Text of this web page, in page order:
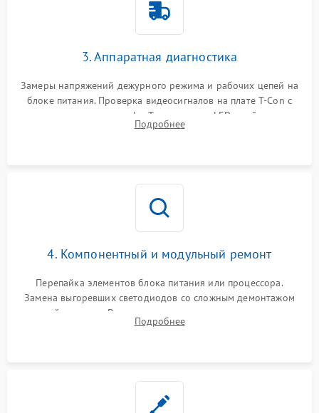
3. Аппаратная диагностика
Замеры напряжений дежурного режима и рабочих цепей на
блоке питания. Проверка видеосигналов на плате T-Con с
помощью осциллографа. Тестирование LED-драйвера и
светодиодных планок подсветки мультиметром.
Подробнее
4. Компонентный и модульный ремонт
Перепайка элементов блока питания или процессора.
Замена выгоревших светодиодов со сложным демонтажом
хрупкой матрицы. Восстановление поврежденных дорожек,
прошивка микросхем памяти EEPROM
Подробнее